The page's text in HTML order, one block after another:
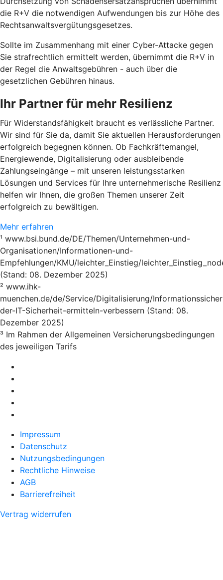
die R+V die notwendigen Aufwendungen bis zur Höhe des
Rechtsanwaltsvergütungsgesetzes.
Sollte im Zusammenhang mit einer Cyber-Attacke gegen
Sie strafrechtlich ermittelt werden, übernimmt die R+V in
der Regel die Anwaltsgebühren - auch über die
gesetzlichen Gebühren hinaus.
Ihr Partner für mehr Resilienz
Für Widerstandsfähigkeit braucht es verlässliche Partner.
Wir sind für Sie da, damit Sie aktuellen Herausforderungen
erfolgreich begegnen können. Ob Fachkräftemangel,
Energiewende, Digitalisierung oder ausbleibende
Zahlungseingänge – mit unseren leistungsstarken
Lösungen und Services für Ihre unternehmerische Resilienz
helfen wir Ihnen, die großen Themen unserer Zeit
erfolgreich zu bewältigen.
Mehr erfahren
¹ www.bsi.bund.de/DE/Themen/Unternehmen-und-
Organisationen/Informationen-und-
Empfehlungen/KMU/leichter_Einstieg/
(Stand: 08. Dezember 2025)
² www.ihk-
muenchen.de/de/Service/Digitalisierung/
der-IT-Sicherheit-ermitteln-verbessern (Stand: 08.
Dezember 2025)
³ Im Rahmen der Allgemeinen Versicherungsbedingungen
des jeweiligen Tarifs
Impressum
Datenschutz
Nutzungsbedingungen
Rechtliche Hinweise
AGB
Barrierefreiheit
Vertrag widerrufen